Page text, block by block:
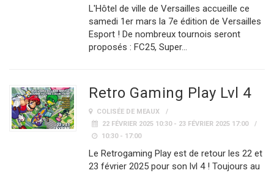
L'Hôtel de ville de Versailles accueille ce
samedi 1er mars la 7e édition de Versailles
Esport ! De nombreux tournois seront
proposés : FC25, Super…
Retro Gaming Play Lvl 4
COLISÉE DE MEAUX
22 FÉVRIER 2025 10:30 - 23 FÉVRIER 2025 17:00
10:30 - 17:00
Le Retrogaming Play est de retour les 22 et
23 février 2025 pour son lvl 4 ! Toujours au